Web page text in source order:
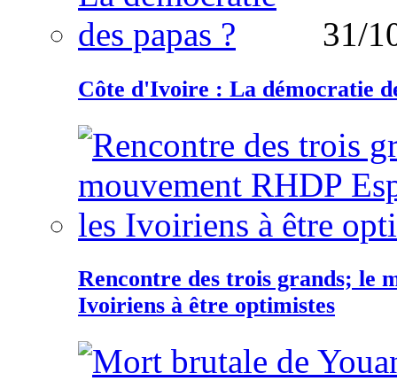
31/
Côte d'Ivoire : La démocratie
Rencontre des trois grands; le
Ivoiriens à être optimistes